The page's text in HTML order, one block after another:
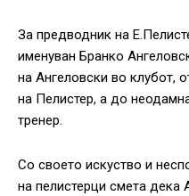
За предводник на
именуван Бранко
на Ангеловски во клубот,
на Пелистер, а до
тренер.
Со своето искуство и
на пелистерци смета дека